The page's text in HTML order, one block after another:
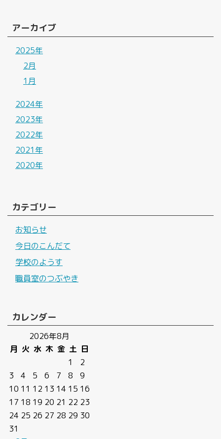
アーカイブ
2025年
2月
1月
2024年
2023年
2022年
2021年
2020年
カテゴリー
お知らせ
今日のこんだて
学校のようす
職員室のつぶやき
カレンダー
2026年8月
月 火 水 木 金 土 日
1
2
3
4 5 6 7 8
9
10 11 12 13 14 15 16
17 18 19 20 21 22 23
24 25 26 27 28 29 30
31